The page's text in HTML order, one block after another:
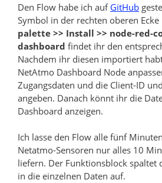
Den Flow habe ich auf GitHub
Symbol in der rechten oberen Ecke
palette >> Install >> node-red-
dashboard findet ihr den
Nachdem ihr diesen importiert
NetAtmo Dashboard Node
Zugangsdaten und die Client-ID
angeben. Danach könnt ihr die
Dashboard anzeigen.
Ich lasse den Flow alle fünf
Netatmo-Sensoren nur alles 10
liefern. Der Funktionsblock spaltet
in die einzelnen Daten auf.